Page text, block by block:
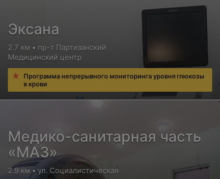
Эксана
2.7 км • пр-т Партизанский
Медицинский центр
Программа непрерывного мониторинга уровня глюкозы
в крови
Медико-санитарная часть
«МАЗ»
2.9 км • ул. Социалистическая